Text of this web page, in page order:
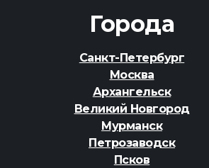
Города
Санкт-Петербург
Москва
Архангельск
Великий Новгород
Мурманск
Петрозаводск
Псков